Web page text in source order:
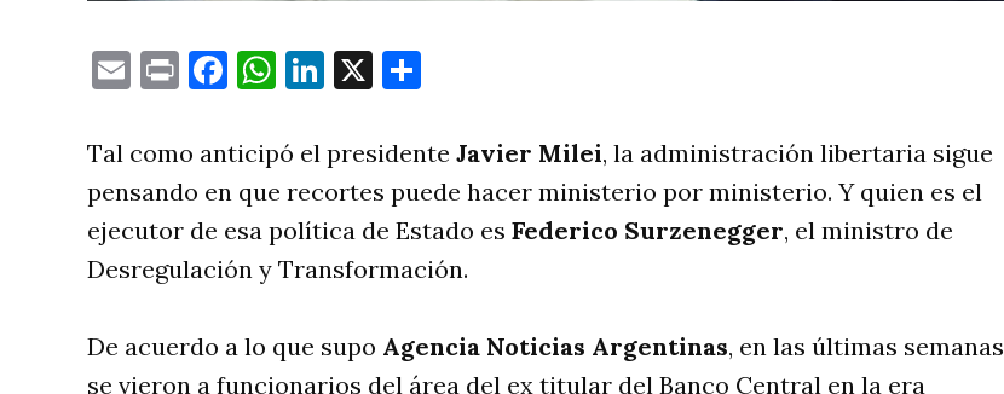
EmailPrintFacebook
WhatsApp
LinkedIn
X
Tal como anticipó el presidente Javier Milei, la administración libertaria sigue
pensando en que recortes puede hacer ministerio por ministerio. Y quien es el
ejecutor de esa política de Estado es Federico Surzenegger, el ministro de
Desregulación y Transformación.
De acuerdo a lo que supo Agencia Noticias Argentinas, en las últimas semanas
se vieron a funcionarios del área del ex titular del Banco Central en la era